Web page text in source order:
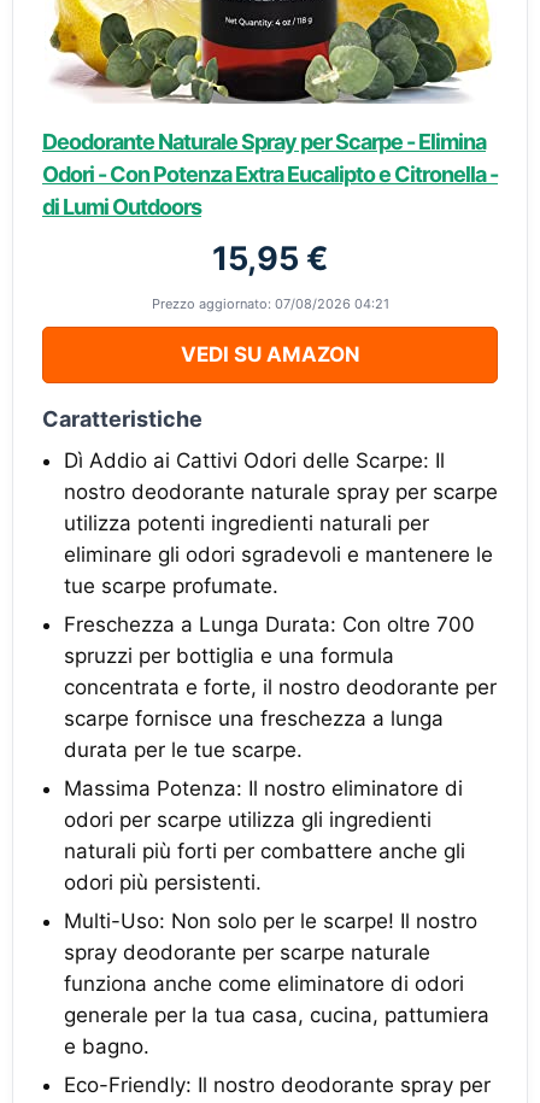
Deodorante Naturale Spray per Scarpe - Elimina
Odori - Con Potenza Extra Eucalipto e Citronella -
di Lumi Outdoors
15,95 €
Prezzo aggiornato: 07/08/2026 04:21
VEDI SU AMAZON
Caratteristiche
Dì Addio ai Cattivi Odori delle Scarpe: Il
nostro deodorante naturale spray per scarpe
utilizza potenti ingredienti naturali per
eliminare gli odori sgradevoli e mantenere le
tue scarpe profumate.
Freschezza a Lunga Durata: Con oltre 700
spruzzi per bottiglia e una formula
concentrata e forte, il nostro deodorante per
scarpe fornisce una freschezza a lunga
durata per le tue scarpe.
Massima Potenza: Il nostro eliminatore di
odori per scarpe utilizza gli ingredienti
naturali più forti per combattere anche gli
odori più persistenti.
Multi-Uso: Non solo per le scarpe! Il nostro
spray deodorante per scarpe naturale
funziona anche come eliminatore di odori
generale per la tua casa, cucina, pattumiera
e bagno.
Eco-Friendly: Il nostro deodorante spray per